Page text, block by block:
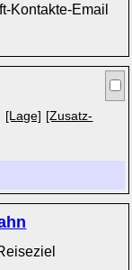
Kontakte-Email
[Lage] [Zusatz-